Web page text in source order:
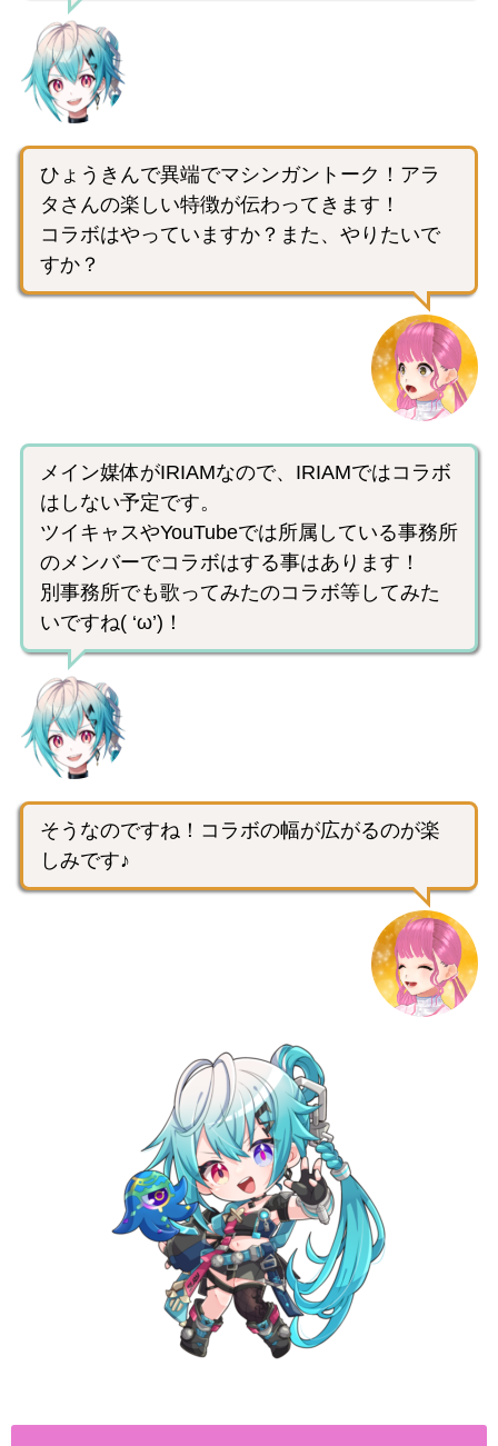
ひょうきんで異端でマシンガントーク！アラ
タさんの楽しい特徴が伝わってきます！
コラボはやっていますか？また、やりたいで
すか？
メイン媒体がIRIAMなので、IRIAMではコラボ
はしない予定です。
ツイキャスやYouTubeでは所属している事務所
のメンバーでコラボはする事はあります！
別事務所でも歌ってみたのコラボ等してみた
いですね( ‘ω’)！
そうなのですね！コラボの幅が広がるのが楽
しみです♪